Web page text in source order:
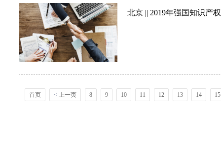
北京 || 2019年强国知识产
首页 < 上一页 8 9 10 11 12 13 14 15